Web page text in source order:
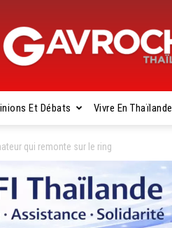
Gavroche
Thaïlande
Et Débats Vivre En Thaïlande
qui remonte sur le ring